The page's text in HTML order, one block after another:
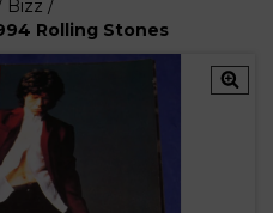
Bizz /
Rolling Stones